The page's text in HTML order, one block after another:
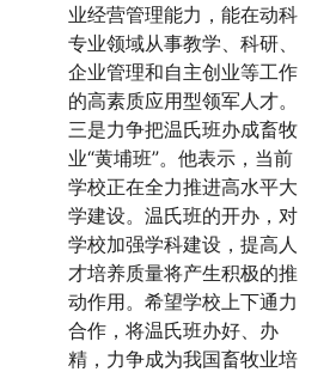
业经营管理能力，能在动科
专业领域从事教学、科研、
企业管理和自主创业等工作
的高素质应用型领军人才。
三是力争把温氏班办成畜牧
业“黄埔班”。他表示，当前
学校正在全力推进高水平大
学建设。温氏班的开办，对
学校加强学科建设，提高人
才培养质量将产生积极的推
动作用。希望学校上下通力
合作，将温氏班办好、办
精，力争成为我国畜牧业培